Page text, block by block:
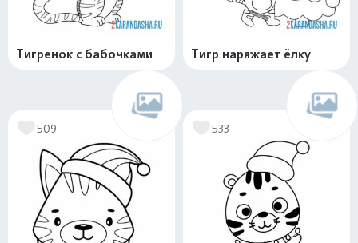
Тигренок с бабочками Тигр наряжает ёлку
509 533